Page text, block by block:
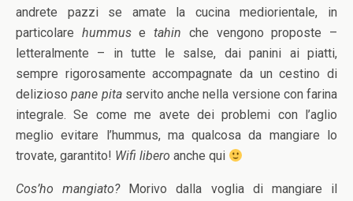
andrete pazzi se amate la cucina mediorientale, in
particolare hummusetahin che vengono proposte –
letteralmente – in tutte le salse, dai panini ai piatti,
sempre rigorosamente accompagnate da un cestino di
deliziosopane pitaservito anche nella versione con farina
integrale. Se come me avete dei problemi con l’aglio
meglio evitare l’hummus, ma qualcosa da mangiare lo
trovate, garantito! Wifi libero anche qui
Cos’ho mangiato? Morivo dalla voglia di mangiare il